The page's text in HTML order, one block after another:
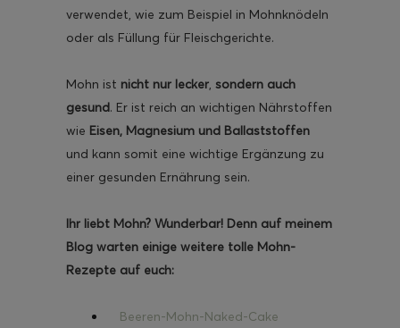
verwendet, wie zum Beispiel in Mohnknödeln
oder als Füllung für Fleischgerichte.
Mohn ist nicht nur lecker, sondern auch
gesund. Er ist reich an wichtigen Nährstoffen
wie Eisen, Magnesium und Ballaststoffen
und kann somit eine wichtige Ergänzung zu
einer gesunden Ernährung sein.
Ihr liebt Mohn? Wunderbar! Denn auf meinem
Blog warten einige weitere tolle Mohn-
Rezepte auf euch:
Beeren-Mohn-Naked-Cake